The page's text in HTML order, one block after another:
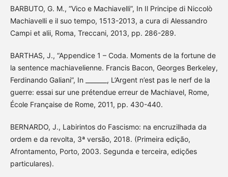
BARBUTO, G. M., “Vico e Machiavelli”, In Il Principe di Niccolò
Machiavelli e il suo tempo, 1513-2013, a cura di Alessandro
Campi et alii, Roma, Treccani, 2013, pp. 286-289.
BARTHAS, J., “Appendice 1 – Coda. Moments de la fortune de
la sentence machiavelienne. Francis Bacon, Georges Berkeley,
Ferdinando Galiani”, In _______, L’Argent n’est pas le nerf de la
guerre: essai sur une prétendue erreur de Machiavel, Rome,
École Française de Rome, 2011, pp. 430-440.
BERNARDO, J., Labirintos do Fascismo: na encruzilhada da
ordem e da revolta, 3ª versão, 2018. (Primeira edição,
Afrontamento, Porto, 2003. Segunda e terceira, edições
particulares).